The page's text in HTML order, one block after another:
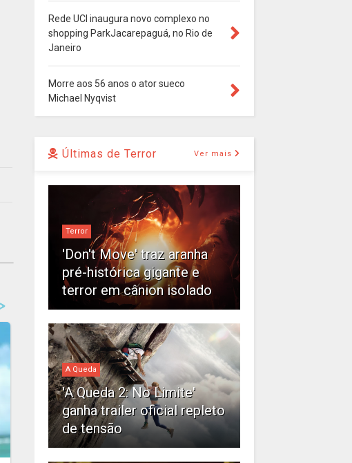
Rede UCI inaugura novo complexo no
shopping ParkJacarepaguá, no Rio de
Janeiro
Morre aos 56 anos o ator sueco
Michael Nyqvist
Últimas de Terror Ver mais
Terror
'Don't Move' traz aranha
pré-histórica gigante e
terror em cânion isolado
A Queda
'A Queda 2: No Limite'
ganha trailer oficial repleto
de tensão